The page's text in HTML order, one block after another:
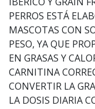
PERROS ESTÁ
MASCOTAS CON
PESO, YA QUE
EN GRASAS Y
CARNITINA
CONVERTIR LA
LA DOSIS DIARIA